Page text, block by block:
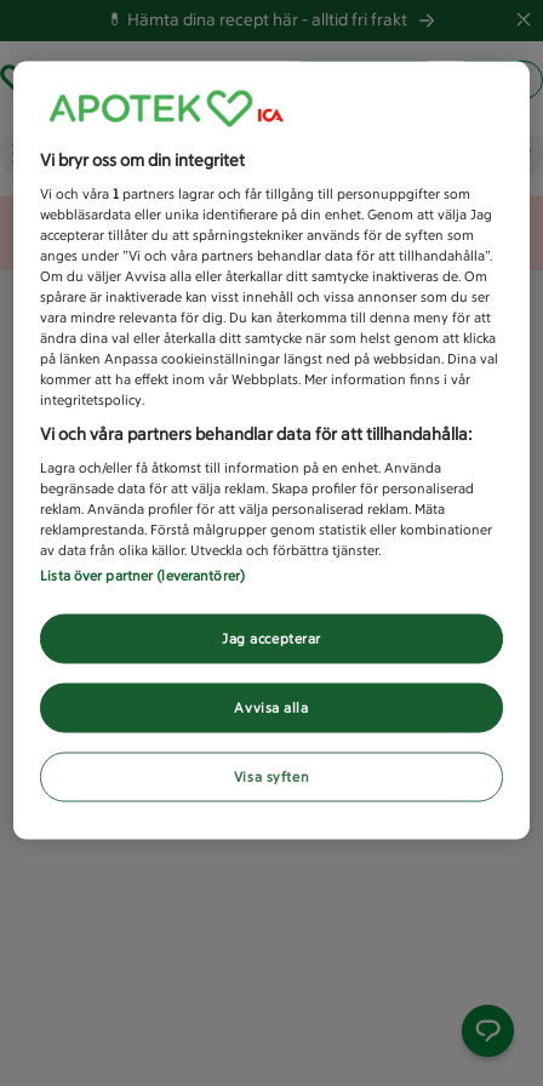
💊 Hämta dina recept här -alltid fri frakt
Vad letar du efter idag?
Unknown error
Vi bryr oss om din integritet
Vi och våra1 partners lagrar och får tillgång till personuppgifter som
webbläsardata eller unika identifierare på din enhet. Genom att välja Jag
accepterar tillåter du att spårningstekniker används för de syften som
anges under ”Vi och våra partners behandlar data för att tillhandahålla”.
Om du väljer Avvisa alla eller återkallar ditt samtycke inaktiveras de. Om
spårare är inaktiverade kan visst innehåll och vissa annonser som du ser
vara mindre relevanta för dig. Du kan återkomma till denna meny för att
ändra dina val eller återkalla ditt samtycke när som helst genom att klicka
på länken Anpassa cookieinställningar längst ned på webbsidan. Dina val
kommer att ha effekt inom vår Webbplats. Mer information finns i vår
integritetspolicy.
Vi och våra partners behandlar data för att tillhandahålla:
Lagra och/eller få åtkomst till information på en enhet. Använda
begränsade data för att välja reklam. Skapa profiler för personaliserad
reklam. Använda profiler för att välja personaliserad reklam. Mäta
reklamprestanda. Förstå målgrupper genom statistik eller kombinationer
av data från olika källor. Utveckla och förbättra tjänster.
Lista över partner (leverantörer)
Avvisa alla
Jag accepterar
Visa syften